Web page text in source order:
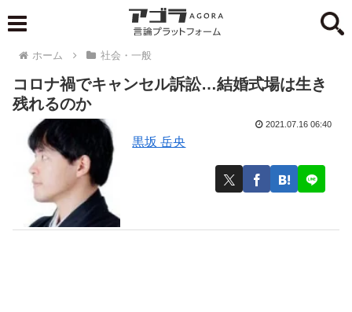
ホーム 社会・一般
コロナ禍でキャンセル訴訟…結婚式場は生き
残れるのか
黒坂 岳央
2021.07.16 06:40